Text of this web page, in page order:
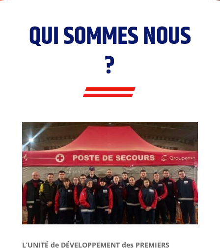
QUI SOMMES NOUS
?
L’UNITÉ de DÉVELOPPEMENT des PREMIERS